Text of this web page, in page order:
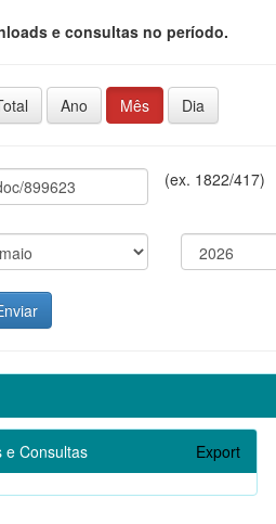
e consultas no período.
Ano Mês Dia
(ex. 1822/417)
e Consultas Export